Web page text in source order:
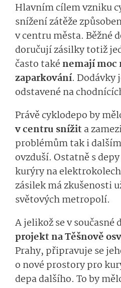
Hlavním cílem vzniku
snížení zátěže
v centru města. Běžné
doručují zásilky totiž
často takénemají moc
zaparkování. Dodávky
odstavené na
Právě cyklodepo by
v centru snížita
problémům tak i
ovzduší. Ostatně s
kurýry na
zásilek má zkušenosti
světových metropolí.
A jelikož se v současné
projekt na Těšnově
Prahy, připravuje se
o nové prostory pro
depa dalšího. To by